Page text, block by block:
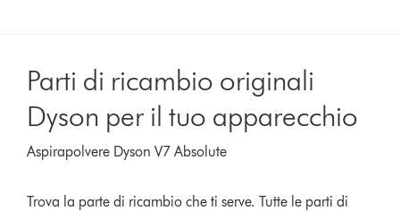
Parti di ricambio originali
Dyson per il tuo apparecchio
Aspirapolvere Dyson V7 Absolute
Trova la parte di ricambio che ti serve. Tutte le parti di